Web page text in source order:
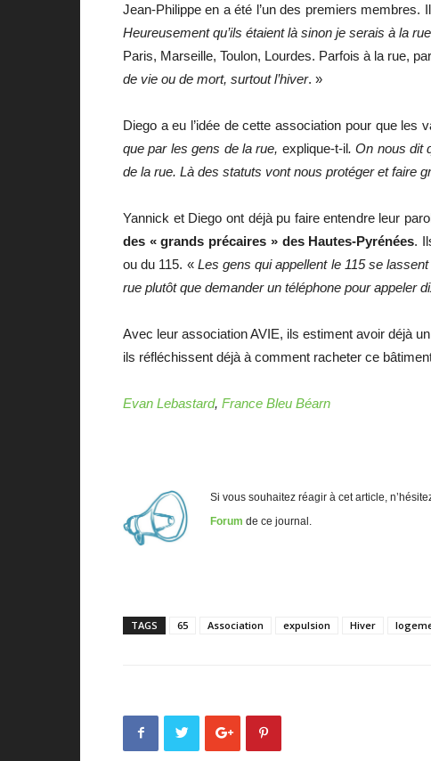
Jean-Philippe en a été l’un des premiers
Heureusement qu’ils étaient là sinon je serais à la
Paris, Marseille, Toulon, Lourdes. Parfois à la rue,
de vie ou de mort, surtout l’hiver. »
Diego a eu l’idée de cette association pour que
que par les gens de la rue, explique-t-il. On nous dit
de la rue. Là des statuts vont nous protéger et faire
Yannick et Diego ont déjà pu faire entendre leur
des « grands précaires » des Hautes-Pyrénées.
ou du 115. « Les gens qui appellent le 115 se
rue plutôt que demander un téléphone pour appeler
Avec leur association AVIE, ils estiment avoir déjà
ils réfléchissent déjà à comment racheter ce
Evan Lebastard, France Bleu Béarn
Si vous souhaitez réagir à cet article,
Forum de ce journal.
TAGS 65 Association expulsion Hiver